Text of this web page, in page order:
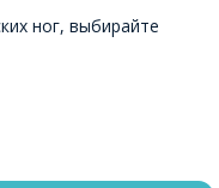
ног, выбирайте